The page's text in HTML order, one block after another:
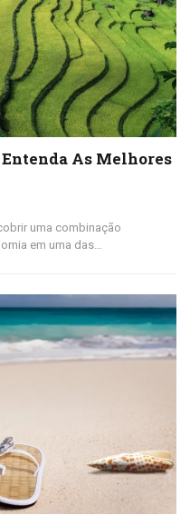
As Melhores
uma combinação
em uma das…